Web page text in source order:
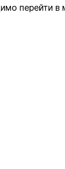
перейти